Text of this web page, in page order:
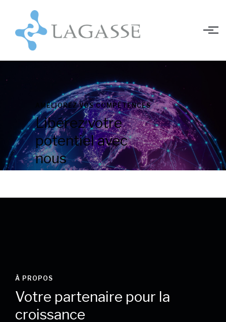
Skip to main content
AMÉLIOREZ VOS COMPÉTENCES
Libérez votre
potentiel avec
nous
À PROPOS
Votre partenaire pour la
croissance